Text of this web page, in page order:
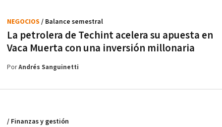
La petrolera de Techint acelera su apuesta en
Vaca Muerta con una inversión millonaria
NEGOCIOS / Balance semestral
PorAndrés Sanguinetti
/ Finanzas y gestión